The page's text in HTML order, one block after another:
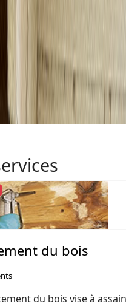
du bois
du bois vise à